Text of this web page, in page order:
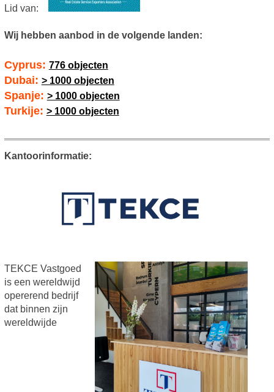
Lid van:
Wij hebben aanbod in de volgende landen:
Cyprus: 776 objecten
Dubai: > 1000 objecten
Spanje: > 1000 objecten
Turkije: > 1000 objecten
Kantoorinformatie:
TEKCE Vastgoed
is een wereldwijd
opererend bedrijf
dat binnen zijn
wereldwijde